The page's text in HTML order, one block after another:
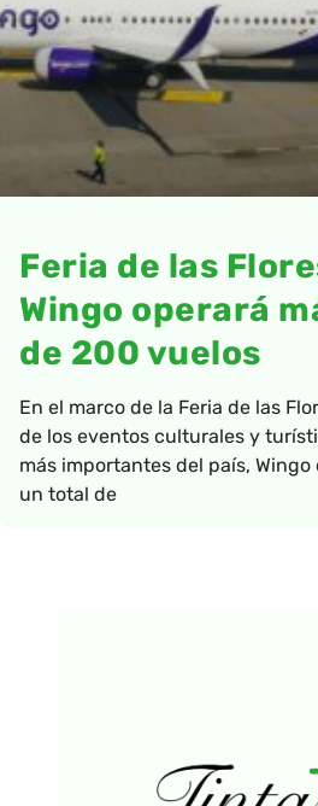
Feria de las
Wingo operará
de 200 vuelos
En el marco de la Feria de las
de los eventos culturales y
más importantes del país, Wingo
un total de